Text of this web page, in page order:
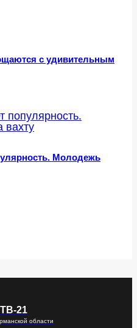
с удивительным
Молодежь
21
области